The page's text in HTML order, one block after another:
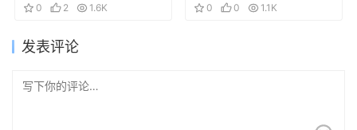
0
2 1.6K
2023 ArtBook
0
0 1.1K
发表评论